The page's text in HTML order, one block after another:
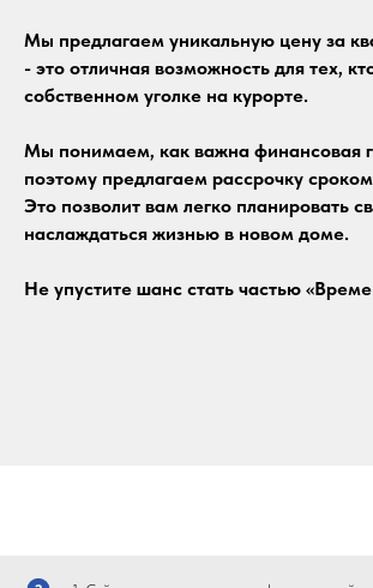
Мы предлагаем уникальную цену за
- это отличная возможность для тех,
собственном уголке на курорте.
Мы понимаем, как важна финансовая
поэтому предлагаем рассрочку
Это позволит вам легко планировать
наслаждаться жизнью в новом доме.
Не упустите шанс стать частью